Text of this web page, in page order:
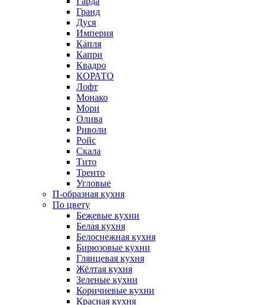
Гранд
Дуся
Империя
Капля
Капри
Квадро
КОРАТО
Лофт
Монако
Мори
Олива
Риволи
Ройс
Скала
Тито
Тренто
Угловые
П-образная кухня
По цвету
Бежевые кухни
Белая кухня
Белоснежная кухня
Бирюзовые кухни
Глянцевая кухня
Жёлтая кухня
Зеленые кухни
Коричневые кухни
Красная кухня